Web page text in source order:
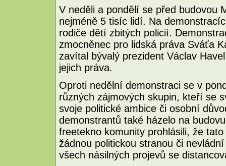
V neděli a pondělí se před budovou
nejméně 5 tisíc lidí. Na
rodiče dětí zbitých policií.
zmocněnec pro lidská práva Sváťa
zavítal bývalý prezident Václav
jejich práva.
Oproti nedělní demonstraci se v
různých zájmových skupin, kteří se
svoje politické ambice či osobní
demonstrantů také házelo na
freetekno komunity prohlásili, že
žádnou politickou stranou či
všech násilných projevů se